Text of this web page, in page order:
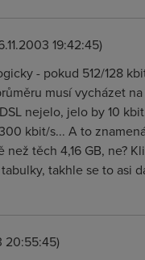
19:42:45)
- pokud 512/128
musí vycházet
nejelo, jelo by 10
kbit/s... A to
než těch 4,16 GB, ne?
takhle se to asi
20:55:45)